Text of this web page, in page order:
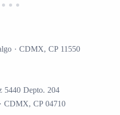
· CDMX, CP 11550
5440 Depto. 204
CDMX, CP 04710